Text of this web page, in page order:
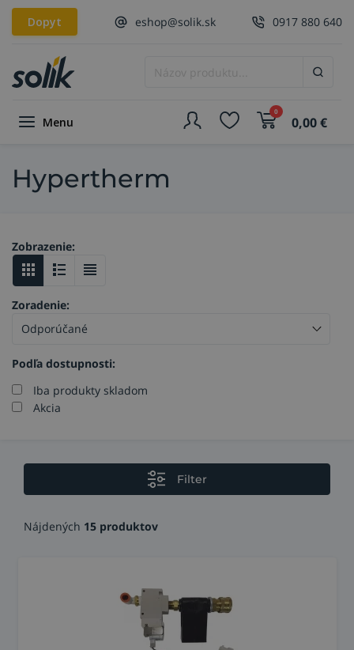
Dopyt eshop@solik.sk 0917 880 640
Menu
0
0,00€
Hypertherm
Podľa dostupnosti:
Iba produkty skladom
Akcia
Zoradenie:
Zobrazenie:
Filter
Nájdených 15 produktov